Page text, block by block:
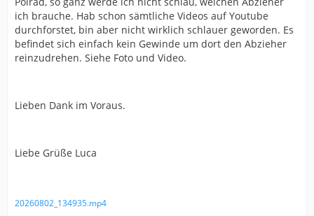
ich brauche. Hab schon sämtliche Videos auf Youtube
durchforstet, bin aber nicht wirklich schlauer geworden. Es
befindet sich einfach kein Gewinde um dort den Abzieher
reinzudrehen. Siehe Foto und Video.
Lieben Dank im Voraus.
Liebe Grüße Luca
20260802_134935.mp4